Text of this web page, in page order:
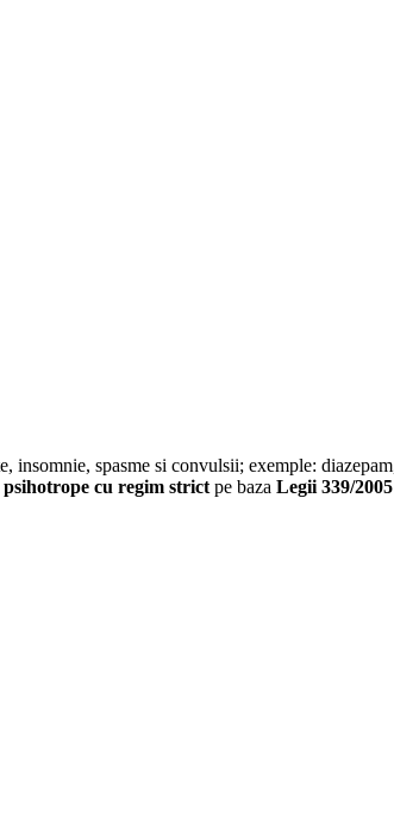
spasme si convulsii; exemple:
psihotrope cu regim strict pe baza Legii 339/2005